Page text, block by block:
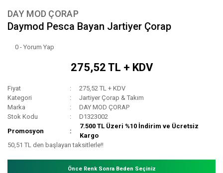
DAY MOD ÇORAP
Daymod Pesca Bayan Jartiyer Çorap
0 - Yorum Yap
275,52 TL + KDV
Fiyat
275,52 TL + KDV
Kategori
Jartiyer Çorap & Takım
Marka
DAY MOD ÇORAP
Stok Kodu
D1323002
Promosyon
7.500 TL Üzeri %10 İndirim ve Ücretsiz
Kargo
50,51 TL den başlayan taksitlerle!!
Önce Renk Sonra Beden Seçiniz